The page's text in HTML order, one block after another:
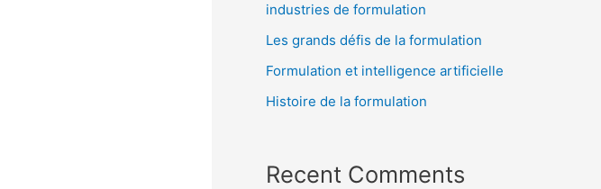
industries de formulation
Les grands défis de la formulation
Formulation et intelligence artificielle
Histoire de la formulation
Recent Comments